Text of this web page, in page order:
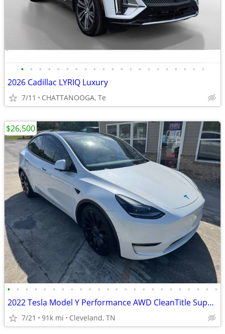
• • • • • • • • • • • • • • • • • • • • •
2026 Cadillac LYRIQ Luxury
7/11 CHATTANOOGA, Te
• • • • • • • • • • • • • • • • • • • • • • • •
2022 Tesla Model Y Performance AWD CleanTitle Super Fast Self Driving
7/21 91k mi Cleveland, TN
$26,500